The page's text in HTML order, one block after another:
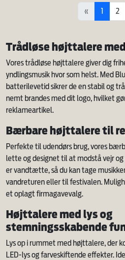
« 1 2
Trådløse højttalere
Vores trådløse højttalere giver dig
yndlingsmusik hvor som helst. Med
batterilevetid sikrer de en stabil og
nemt brandes med dit logo, hvilket
reklameartikel.
Bærbare højttalere til
Perfekte til udendørs brug, vores
lette og designet til at modstå vejr
er vandtætte, så du kan tage
vandreturen eller til festivalen.
et oplagt firmagavevalg.
Højttalere med lys og
stemningsskabende
Lys op i rummet med højttalere, der
LED-lys og farveskiftende effekter.